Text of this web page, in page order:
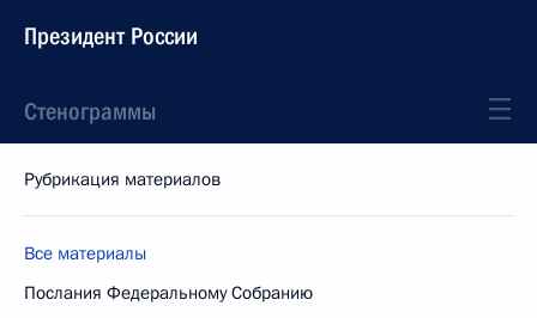
Президент России
Стенограммы
Рубрикация материалов
Все материалы
Послания Федеральному Собранию